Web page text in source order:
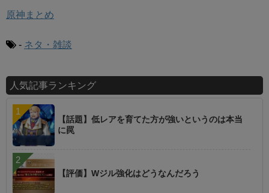
原神まとめ
- ネタ・雑談
人気記事ランキング
【話題】低レアを育てた方が強いというのは本当
に罠
【評価】Wジル強化はどうなんだろう